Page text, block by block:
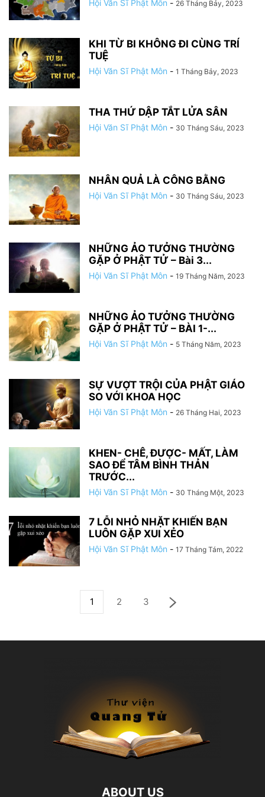
Hội Văn Sĩ Phật Môn - 26 Tháng Bảy, 2023
KHI TỪ BI KHÔNG ĐI CÙNG TRÍ
TUỆ
Hội Văn Sĩ Phật Môn - 1 Tháng Bảy, 2023
THA THỨ DẬP TẮT LỬA SÂN
Hội Văn Sĩ Phật Môn - 30 Tháng Sáu, 2023
NHÂN QUẢ LÀ CÔNG BẰNG
Hội Văn Sĩ Phật Môn - 30 Tháng Sáu, 2023
NHỮNG ẢO TƯỞNG THƯỜNG
GẶP Ở PHẬT TỬ – Bài 3...
Hội Văn Sĩ Phật Môn - 19 Tháng Năm, 2023
NHỮNG ẢO TƯỞNG THƯỜNG
GẶP Ở PHẬT TỬ – BÀI 1-...
Hội Văn Sĩ Phật Môn - 5 Tháng Năm, 2023
SỰ VƯỢT TRỘI CỦA PHẬT GIÁO
SO VỚI KHOA HỌC
Hội Văn Sĩ Phật Môn - 26 Tháng Hai, 2023
KHEN- CHÊ, ĐƯỢC- MẤT, LÀM
SAO ĐỂ TÂM BÌNH THẢN
TRƯỚC...
Hội Văn Sĩ Phật Môn - 30 Tháng Một, 2023
7 LỖI NHỎ NHẶT KHIẾN BẠN
LUÔN GẶP XUI XẺO
Hội Văn Sĩ Phật Môn - 17 Tháng Tám, 2022
1 2 3
ABOUT US